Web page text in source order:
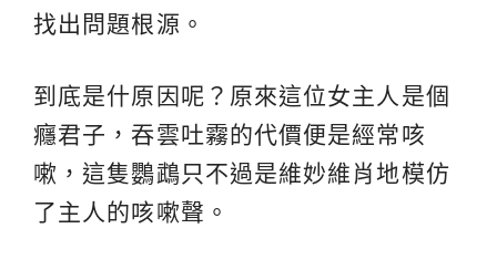
找出問題根源。
到底是什原因呢？原來這位女主人是個
癮君子，吞雲吐霧的代價便是經常咳
嗽，這隻鸚鵡只不過是維妙維肖地模仿
了主人的咳嗽聲。